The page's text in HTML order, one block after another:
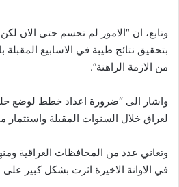
وتابع، ان “الامور لم تحسم حتى الان
بتحقيق نتائج طيبة في الاسابيع
من الازمة الراهنة”.
واشار الى “ضرورة اعداد خطط لوضع
لعراق خلال السنوات المقبلة واستثمار
وتعاني عدد من المحافظات العراقية
في الاوانة الاخيرة اثرت بشكل كبير